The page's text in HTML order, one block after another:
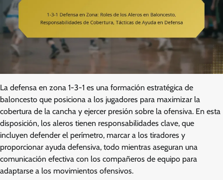
La defensa en zona 1-3-1 es una formación estratégica de
baloncesto que posiciona a los jugadores para maximizar la
cobertura de la cancha y ejercer presión sobre la ofensiva. En esta
disposición, los aleros tienen responsabilidades clave, que
incluyen defender el perímetro, marcar a los tiradores y
proporcionar ayuda defensiva, todo mientras aseguran una
comunicación efectiva con los compañeros de equipo para
adaptarse a los movimientos ofensivos.